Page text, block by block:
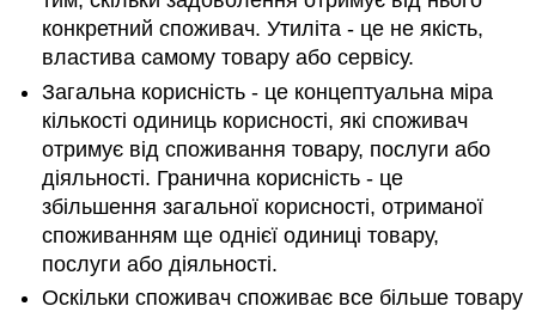
конкретний споживач. Утиліта - це не якість,
властива самому товару або сервісу.
Загальна корисність - це концептуальна міра
кількості одиниць корисності, які споживач
отримує від споживання товару, послуги або
діяльності. Гранична корисність - це
збільшення загальної корисності, отриманої
споживанням ще однієї одиниці товару,
послуги або діяльності.
Оскільки споживач споживає все більше товару